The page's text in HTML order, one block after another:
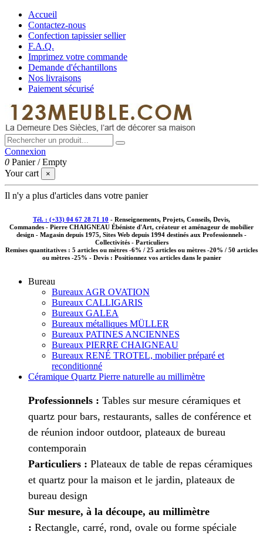
Accueil
Contactez-nous
Confection tapissier sellier
F.A.Q.
Imprimez votre commande
Demande d'échantillons
Nos livraisons
Paiement sécurisé
Connexion
0 Panier /Empty
Your cart
×
Il n'y a plus d'articles dans votre panier
Tél. : (+33) 04 67 28 71 10 - Renseignements, Projets, Conseils, Devis,
Commandes - Pierre CHAIGNEAU Ébéniste d'Art, créateur et aménageur de mobilier
design - Magasin depuis 1975, Sites Web depuis 1994 destinés aux Professionnels -
Collectivités - Particuliers
Remises quantitatives : 5 articles ou mètres -6% / 25 articles ou mètres -20% / 50 articles
ou mètres -25% - Devis : Positionnez vos articles dans le panier
Bureau
Bureaux AGR OVATION
Bureaux CALLIGARIS
Bureaux GALEA
Bureaux métalliques MÜLLER
Bureaux PATINES ANCIENNES
Bureaux PIERRE CHAIGNEAU
Bureaux RENÉ TROTEL, mobilier préparé et
reconditionné
Céramique Quartz Pierre naturelle au millimètre
Professionnels : Tables sur mesure céramiques et
quartz pour bars, restaurants, salles de conférence et
de réunion indoor outdoor, plateaux de bureau
contemporain
Particuliers : Plateaux de table de repas céramiques
et quartz pour la maison et le jardin, plateaux de
bureau design
Sur mesure, à la découpe, au millimètre
: Rectangle, carré, rond, ovale ou forme spéciale